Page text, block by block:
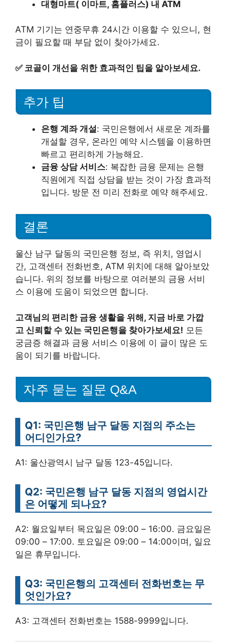
대형마트( 이마트, 홈플러스) 내 ATM
ATM 기기는 연중무휴 24시간 이용할 수 있으니, 현
금이 필요할 때 부담 없이 찾아가세요.
✅ 코골이 개선을 위한 효과적인 팁을 알아보세요.
추가 팁
은행 계좌 개설: 국민은행에서 새로운 계좌를
개설할 경우, 온라인 예약 시스템을 이용하면
빠르고 편리하게 가능해요.
금융 상담 서비스: 복잡한 금융 문제는 은행
직원에게 직접 상담을 받는 것이 가장 효과적
입니다. 방문 전 미리 전화로 예약 해주세요.
결론
울산 남구 달동의 국민은행 정보, 즉 위치, 영업시
간, 고객센터 전화번호, ATM 위치에 대해 알아보았
습니다. 위의 정보를 바탕으로 여러분의 금융 서비
스 이용에 도움이 되었으면 합니다.
고객님의 편리한 금융 생활을 위해, 지금 바로 가깝
고 신뢰할 수 있는 국민은행을 찾아가보세요! 모든
궁금증 해결과 금융 서비스 이용에 이 글이 많은 도
움이 되기를 바랍니다.
자주 묻는 질문 Q&A
Q1: 국민은행 남구 달동 지점의 주소는
어디인가요?
A1: 울산광역시 남구 달동 123-45입니다.
Q2: 국민은행 남구 달동 지점의 영업시간
은 어떻게 되나요?
A2: 월요일부터 목요일은 09:00 – 16:00. 금요일은
09:00 – 17:00. 토요일은 09:00 – 14:00이며, 일요
일은 휴무입니다.
Q3: 국민은행의 고객센터 전화번호는 무
엇인가요?
A3: 고객센터 전화번호는 1588-9999입니다.